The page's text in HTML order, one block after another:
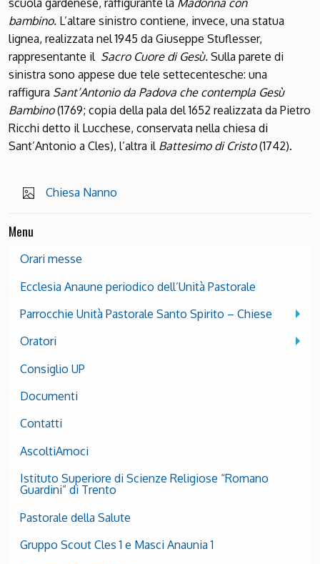
bambino. L’altare sinistro contiene, invece, una statua
lignea, realizzata nel 1945 da Giuseppe Stuflesser,
rappresentante il Sacro Cuore di Gesù. Sulla parete di
sinistra sono appese due tele settecentesche: una
raffigura Sant’Antonio da Padova che contempla Gesù
Bambino(1769; copia della pala del 1652 realizzata da Pietro
Ricchi detto il Lucchese, conservata nella chiesa di
Sant’Antonio a Cles), l’altra il Battesimo di Cristo(1742).
Chiesa Nanno
Menu
Orari messe
Ecclesia Anaune periodico dell’Unità Pastorale
Parrocchie Unità Pastorale Santo Spirito – Chiese
Oratori
Consiglio UP
Documenti
Contatti
AscoltiAmoci
Istituto Superiore di Scienze Religiose “Romano
Guardini” di Trento
Pastorale della Salute
Gruppo Scout Cles 1 e Masci Anaunia 1